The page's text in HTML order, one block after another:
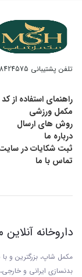
تلفن پشتیبانی
راهنمای استفاده
مکمل ورزشی
روش های ارسال
درباره ما
ثبت شکایات در
تماس با ما
داروخانه
مکمل شاپ، بزرگترین و
بدنسازی ایرانی و